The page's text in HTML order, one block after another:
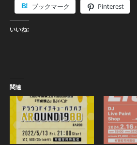
ブックマーク
Pinterest
いいね:
関連